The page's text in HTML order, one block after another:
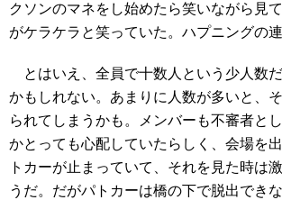
クソンのマネをし始めたら笑いながら見
がケラケラと笑っていた。ハプニングの連
とはいえ、全員で十数人という少人数
かもしれない。あまりに人数が多いと、
られてしまうかも。メンバーも不審者と
かとっても心配していたらしく、会場を
トカーが止まっていて、それを見た時は
うだ。だがパトカーは橋の下で脱出でき